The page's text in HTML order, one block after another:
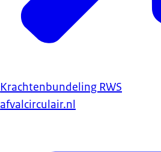
Krachtenbundeling RWS
afvalcirculair.nl